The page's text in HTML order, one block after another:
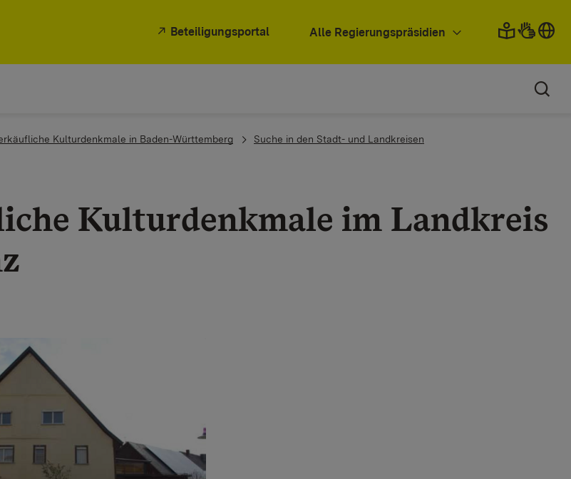
Beteiligungsportal Alle Regierungspräsidien
Kulturdenkmale in Baden-Württemberg
Suche in den Stadt- und Landkreisen
Kulturdenkmale im Landkreis